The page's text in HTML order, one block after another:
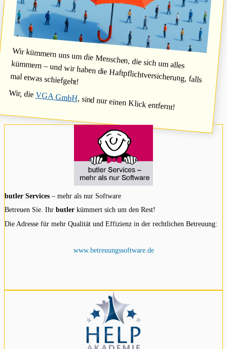
Wir kümmern uns um die Menschen, die sich um alles
kümmern – und wir haben die Haftpflichtversicherung, falls
mal etwas schiefgeht!
Wir, dieVGA GmbH, sind nur einen Klick entfernt!
butler Services – mehr als nur Software
Betreuen Sie. Ihr butler kümmert sich um den Rest!
Die Adresse für mehr Qualität und Effizienz in der rechtlichen Betreuung:
www.betreuungssoftware.de